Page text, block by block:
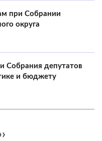
при Собрании
округа
Собрания депутатов
и бюджету